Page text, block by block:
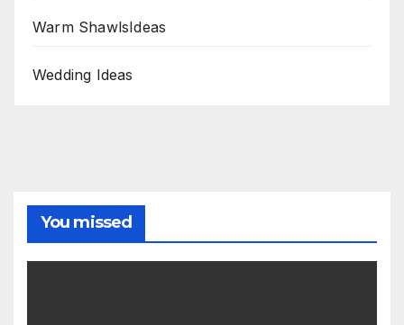
Warm ShawlsIdeas
Wedding Ideas
You missed